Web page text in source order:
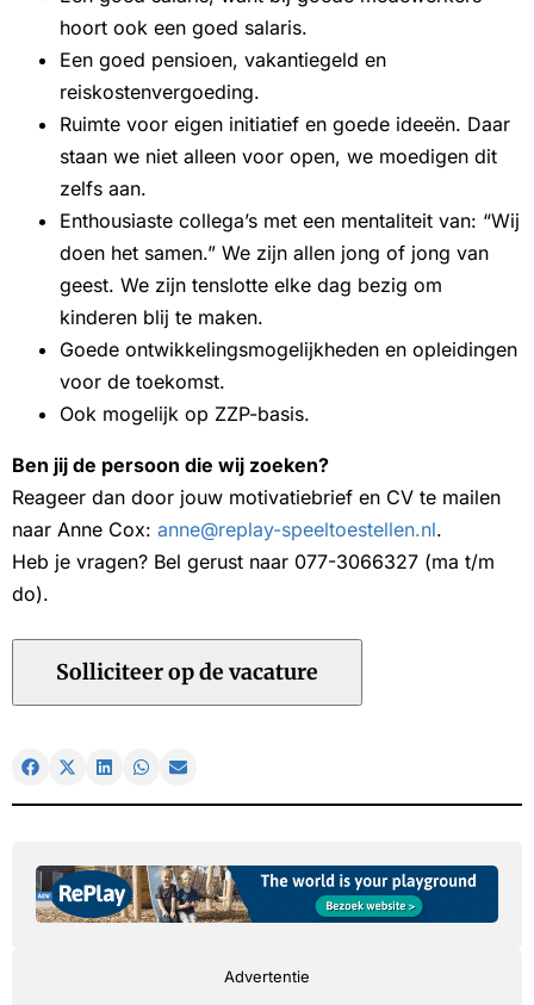
hoort ook een goed salaris.
Een goed pensioen, vakantiegeld en
reiskostenvergoeding.
Ruimte voor eigen initiatief en goede ideeën. Daar
staan we niet alleen voor open, we moedigen dit
zelfs aan.
Enthousiaste collega’s met een mentaliteit van: “Wij
doen het samen.” We zijn allen jong of jong van
geest. We zijn tenslotte elke dag bezig om
kinderen blij te maken.
Goede ontwikkelingsmogelijkheden en opleidingen
voor de toekomst.
Ook mogelijk op ZZP-basis.
Ben jij de persoon die wij zoeken?
Reageer dan door jouw motivatiebrief en CV te mailen
naar Anne Cox: anne@replay-speeltoestellen.nl.
Heb je vragen? Bel gerust naar 077-3066327 (ma t/m
do).
Advertentie